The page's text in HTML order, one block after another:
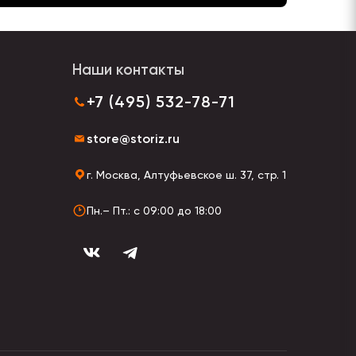
Наши контакты
+7 (495) 532-78-71
store@storiz.ru
г. Москва, Алтуфьевское ш. 37, стр. 1
Пн.– Пт.: с 09:00 до 18:00